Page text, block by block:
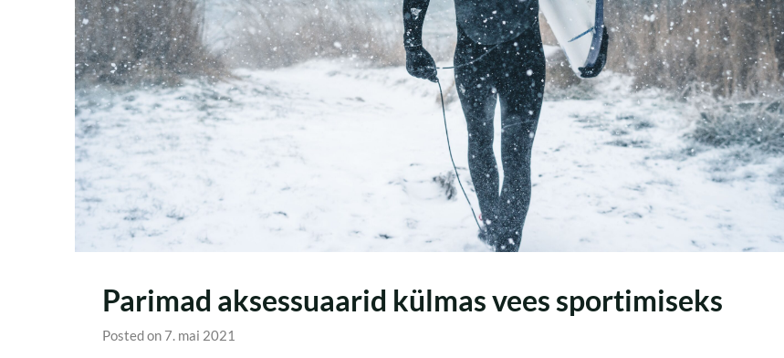
Parimad aksessuaarid külmas vees sportimiseks
Posted on 7. mai 2021